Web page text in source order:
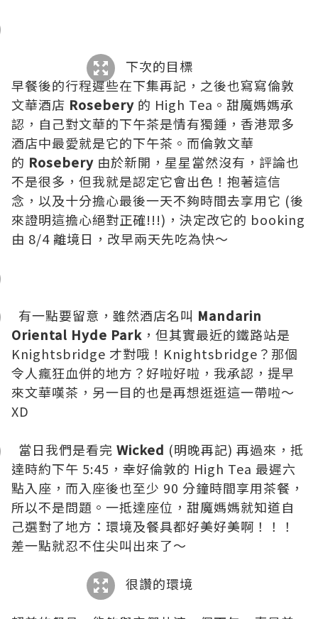
下次的目標
早餐後的行程遲些在下集再記，之後也寫寫倫敦
文華酒店 Rosebery 的 High Tea。甜魔媽媽承
認，自己對文華的下午茶是情有獨鍾，香港眾多
酒店中最愛就是它的下午茶。而倫敦文華
的 Rosebery 由於新開，星星當然沒有，評論也
不是很多，但我就是認定它會出色！抱著這信
念，以及十分擔心最後一天不夠時間去享用它 (後
來證明這擔心絕對正確!!!)，決定改它的 booking
由 8/4 離境日，改早兩天先吃為快～
有一點要留意，雖然酒店名叫 Mandarin
Oriental Hyde Park ，但其實最近的鐵路站是
Knightsbridge 才對哦！Knightsbridge？那個
令人瘋狂血併的地方？好啦好啦，我承認，提早
來文華嘆茶，另一目的也是再想逛逛這一帶啦～
XD
當日我們是看完 Wicked (明晚再記) 再過來，抵
達時約下午 5:45，幸好倫敦的 High Tea 最遲六
點入座，而入座後也至少 90 分鐘時間享用茶餐，
所以不是問題。一抵達座位，甜魔媽媽就知道自
己選對了地方：環境及餐具都好美好美啊！！！
差一點就忍不住尖叫出來了～
很讚的環境